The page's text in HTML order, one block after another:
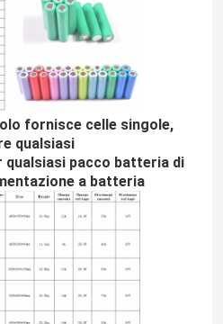
fornisce celle singole,
qualsiasi
qualsiasi pacco batteria di
a batteria